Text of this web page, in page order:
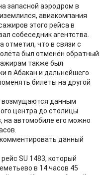
запасной аэродром в
авиакомпания
этого рейса в
собеседник агентства.
отметил, что в связи с
был отменён обратный
также был
в Абакан и дальнейшего
билеты на другой
возмущаются данным
центра до столицы
на автомобиле его можно
данный
SU 1483, который
в 14 часов 45